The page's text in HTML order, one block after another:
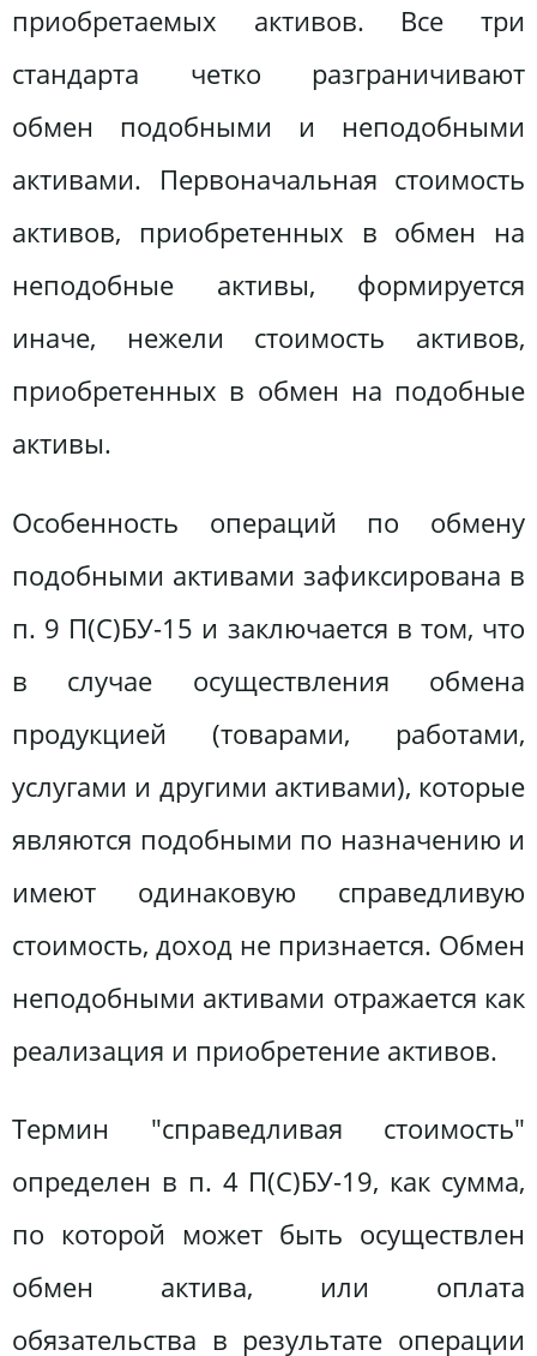
приобретаемых активов. Все три
стандарта четко разграничивают
обмен подобными и неподобными
активами. Первоначальная стоимость
активов, приобретенных в обмен на
неподобные активы, формируется
иначе, нежели стоимость активов,
приобретенных в обмен на подобные
активы.
Особенность операций по обмену
подобными активами зафиксирована в
п. 9 П(С)БУ-15 и заключается в том, что
в случае осуществления обмена
продукцией (товарами, работами,
услугами и другими активами), которые
являются подобными по назначению и
имеют одинаковую справедливую
стоимость, доход не признается. Обмен
неподобными активами отражается как
реализация и приобретение активов.
Термин "справедливая стоимость"
определен в п. 4 П(С)БУ-19, как сумма,
по которой может быть осуществлен
обмен актива, или оплата
обязательства в результате операции